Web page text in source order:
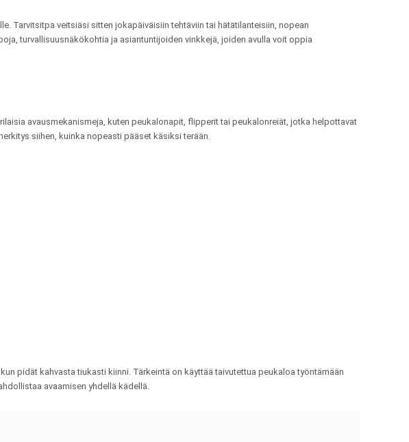
Tarvitsitpa veitsiäsi sitten jokapäiväisiin tehtäviin tai hätätilanteisiin, nopean
turvallisuusnäkökohtia ja asiantuntijoiden vinkkejä, joiden avulla voit oppia
avausmekanismeja, kuten peukalonapit, flipperit tai peukalonreiät, jotka helpottavat
siihen, kuinka nopeasti pääset käsiksi terään.
pidät kahvasta tiukasti kiinni. Tärkeintä on käyttää taivutettua peukaloa työntämään
avaamisen yhdellä kädellä.